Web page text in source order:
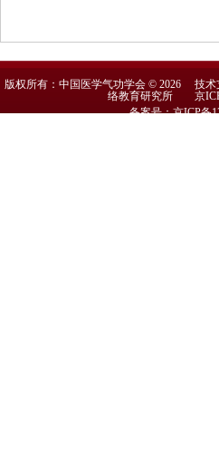
版权所有：中国医学气功学会 © 2026 技术
络教育研究所京
备案号：京ICP备